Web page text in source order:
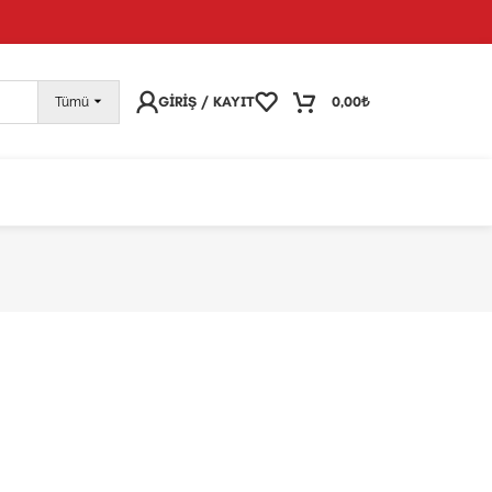
vermeye devam edebilirsiniz; tüm kargolarınız
Tümü GIRIŞ / KAYIT 0,00₺